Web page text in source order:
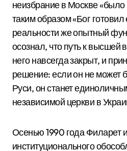
неизбрание в Москве
таким образом «Бог
реальности же опытный
осознал, что путь к высшей
него навсегда закрыт, и
решение: если он не может
Руси, он станет
независимой церкви в
Осенью 1990 года Филарет
институционального